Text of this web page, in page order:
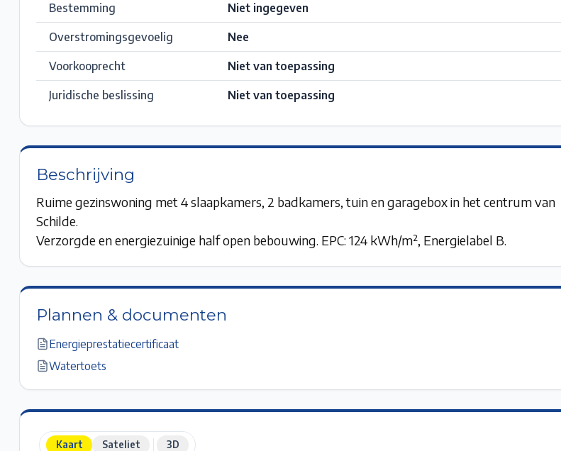
Bestemming Niet ingegeven
Overstromingsgevoelig Nee
Voorkooprecht Niet van toepassing
Juridische beslissing Niet van toepassing
Beschrijving
Ruime gezinswoning met 4 slaapkamers, 2 badkamers, tuin en garagebox in het centrum van
Schilde.
Verzorgde en energiezuinige half open bebouwing. EPC: 124 kWh/m², Energielabel B.
Plannen & documenten
Energieprestatiecertificaat
Watertoets
Kaart Sateliet 3D